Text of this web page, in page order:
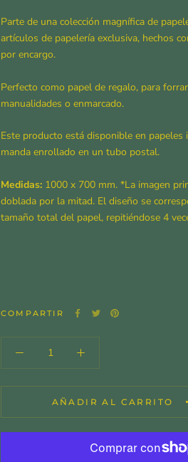
Parte de una colección magnífica de
artículos de papelería exclusiva, hechos
por encargo.
Perfecto como papel de regalo, para
manualidades o enmarcado.
Este producto está disponible en papeles
manda enrollado en un tubo postal.
Medidas: 1000 x 700 mm. *La imagen
doblada por la mitad. El diseño se
tamaño total del papel, repitiéndose 4
COMPARTIR
AÑADIR AL CARRITO